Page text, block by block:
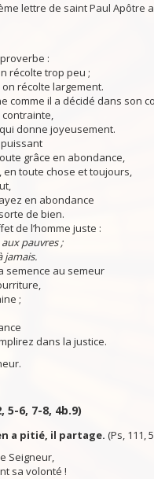
lettre de saint Paul Apôtre
:
récolte trop peu ;
récolte largement.
comme il a décidé dans son
donne joyeusement.
grâce en abondance,
toute chose et toujours,
en abondance
de bien.
de l’homme juste :
pauvres ;
jamais.
semence au semeur
;
dans la justice.
5-6, 7-8, 4b.9)
a pitié, il partage. (Ps, 111,
Seigneur,
sa volonté !